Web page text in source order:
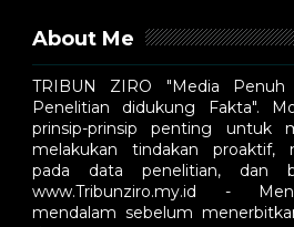
About Me
TRIBUN ZIRO "Media
Penelitian didukung Fakta".
prinsip-prinsip penting untuk
melakukan tindakan proaktif,
pada data penelitian, dan
www.Tribunziro.my.id -
mendalam sebelum